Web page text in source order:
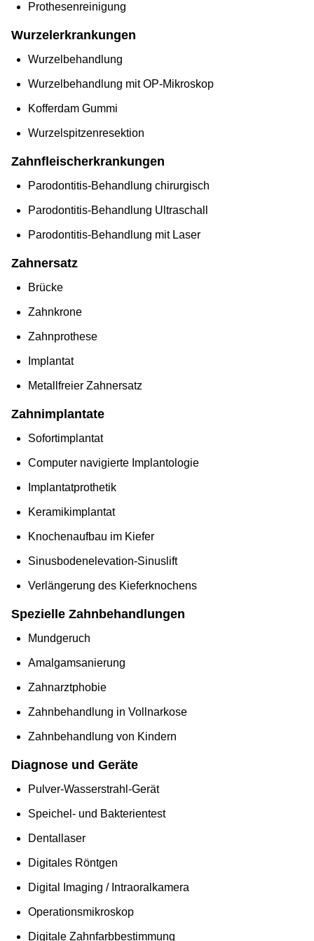
Prothesenreinigung
Wurzelerkrankungen
Wurzelbehandlung
Wurzelbehandlung mit OP-Mikroskop
Kofferdam Gummi
Wurzelspitzenresektion
Zahnfleischerkrankungen
Parodontitis-Behandlung chirurgisch
Parodontitis-Behandlung Ultraschall
Parodontitis-Behandlung mit Laser
Zahnersatz
Brücke
Zahnkrone
Zahnprothese
Implantat
Metallfreier Zahnersatz
Zahnimplantate
Sofortimplantat
Computer navigierte Implantologie
Implantatprothetik
Keramikimplantat
Knochenaufbau im Kiefer
Sinusbodenelevation-Sinuslift
Verlängerung des Kieferknochens
Spezielle Zahnbehandlungen
Mundgeruch
Amalgamsanierung
Zahnarztphobie
Zahnbehandlung in Vollnarkose
Zahnbehandlung von Kindern
Diagnose und Geräte
Pulver-Wasserstrahl-Gerät
Speichel- und Bakterientest
Dentallaser
Digitales Röntgen
Digital Imaging / Intraoralkamera
Operationsmikroskop
Digitale Zahnfarbbestimmung